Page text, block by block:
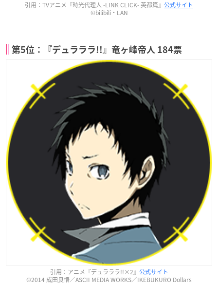
引用：TVアニメ『時光代理人 -LINK CLICK- 英都篇』 公式サイト
©bilibili・LAN
第5位：『デュラララ!!』竜ヶ峰帝人 184票
引用：アニメ『デュラララ!!×2』 公式サイト
©2014 成田良悟／ASCII MEDIA WORKS／IKEBUKURO Dollars